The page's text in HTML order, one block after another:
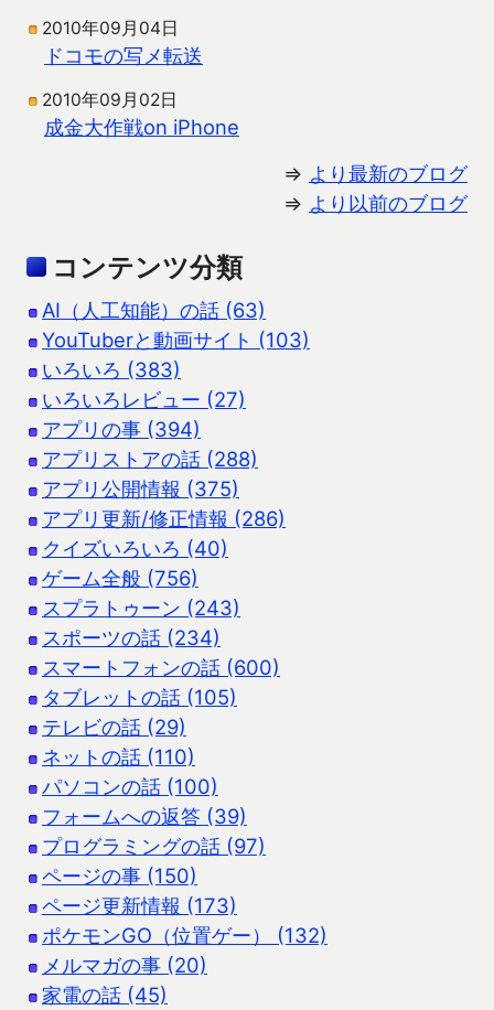
2010年09月04日
ドコモの写メ転送
2010年09月02日
成金大作戦on iPhone
⇒ より最新のブログ
⇒ より以前のブログ
コンテンツ分類
AI（人工知能）の話 (63)
YouTuberと動画サイト (103)
いろいろ (383)
いろいろレビュー (27)
アプリの事 (394)
アプリストアの話 (288)
アプリ公開情報 (375)
アプリ更新/修正情報 (286)
クイズいろいろ (40)
ゲーム全般 (756)
スプラトゥーン (243)
スポーツの話 (234)
スマートフォンの話 (600)
タブレットの話 (105)
テレビの話 (29)
ネットの話 (110)
パソコンの話 (100)
フォームへの返答 (39)
プログラミングの話 (97)
ページの事 (150)
ページ更新情報 (173)
ポケモンGO（位置ゲー） (132)
メルマガの事 (20)
家電の話 (45)